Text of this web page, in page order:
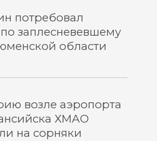
потребовал
заплесневевшему
области
возле аэропорта
ХМАО
на сорняки